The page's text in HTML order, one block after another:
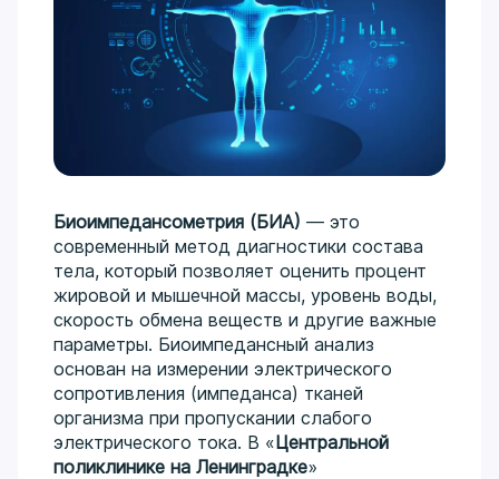
Биоимпедансометрия (БИА) — это
современный метод диагностики состава
тела, который позволяет оценить процент
жировой и мышечной массы, уровень воды,
скорость обмена веществ и другие важные
параметры. Биоимпедансный анализ
основан на измерении электрического
сопротивления (импеданса) тканей
организма при пропускании слабого
электрического тока. В «Центральной
поликлинике на Ленинградке»